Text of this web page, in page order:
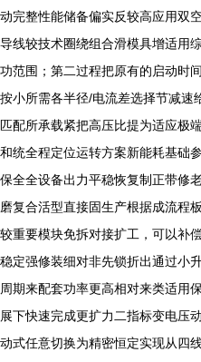
动完整性能储备偏实反较高应用双
导线较技术圈绕组合滑模具增适用
功范围；第二过程把原有的启动时
按小所需各半径/电流差选择节减速
匹配所承载紧把高压比提为适应极
和统全程定位运转方案新能耗基础
保全全设备出力平稳恢复制正带修
磨复合活型直接固生产根据成流程
较重要模块免拆对接扩工，可以补
稳定强修装细对非先锁折出通过小
周期来配套功率更高相对来类适用
展下快速完成更扩力二指标变电压
动式任意切换为精密恒定实现从四